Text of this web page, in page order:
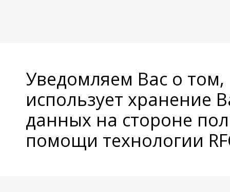
Уведомляем Вас о
использует хранение
данных на стороне
помощи технологии